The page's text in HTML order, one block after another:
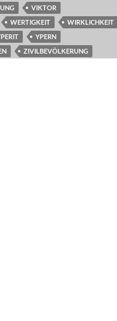
VIKTOR
WERTIGKEIT
WIRKLICHKEIT
YPERN
ZIVILBEVÖLKERUNG